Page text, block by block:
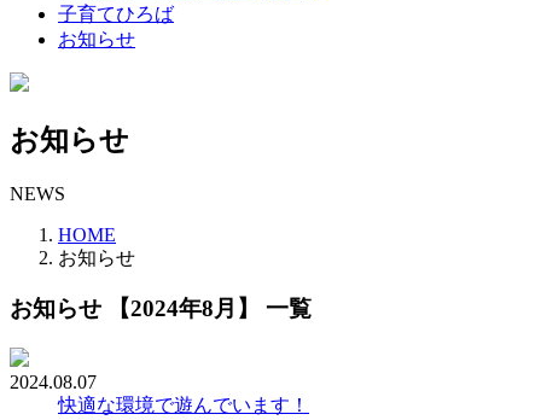
子育てひろば
お知らせ
お知らせ
NEWS
HOME
お知らせ
お知らせ 【2024年8月】 一覧
2024.08.07
快適な環境で遊んでいます！